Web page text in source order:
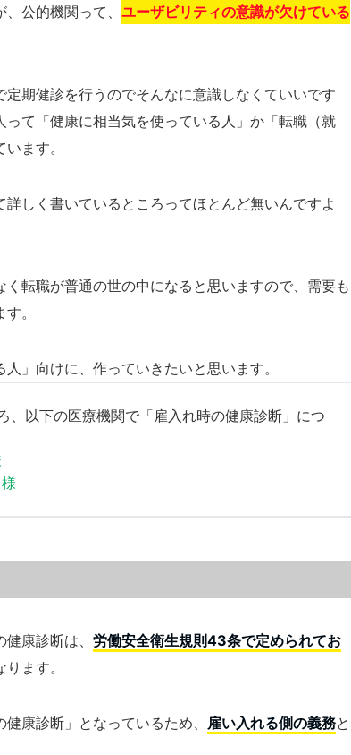
公的機関って、 ユーザビリティの意識が欠けている
期健診を行うのでそんなに意識しなくていいです
って「健康に相当気を使っている人」か「転職（就
ます。
しく書いているところってほとんど無いんですよ
転職が普通の世の中になると思いますので、需要も
。
」向けに、作っていきたいと思います。
、以下の医療機関で「雇入れ時の健康診断」につ
康診断は、 労働安全衛生規則43条で定められてお
ります。
康診断」となっているため、 雇い入れる側の義務と